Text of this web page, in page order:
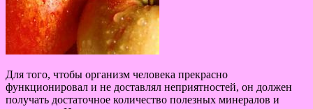
Для того, чтобы организм человека прекрасно
функционировал и не доставлял неприятностей, он должен
получать достаточное количество полезных минералов и